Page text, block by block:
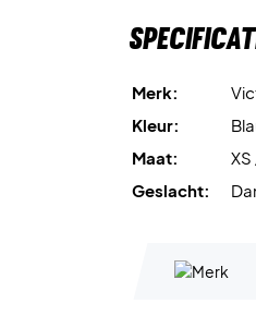
Merk:
Kleur:
Maat:
XS
Geslacht: